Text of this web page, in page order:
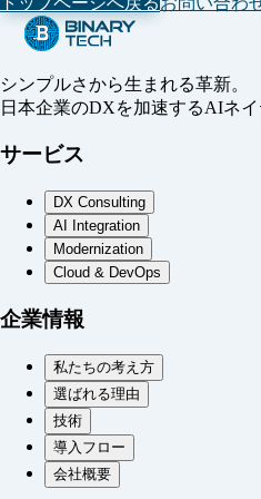
シンプルさから生まれる革新。
日本企業のDXを加速するAIネイ
サービス
DX Consulting
AI Integration
Modernization
Cloud & DevOps
企業情報
私たちの考え方
選ばれる理由
技術
導入フロー
会社概要